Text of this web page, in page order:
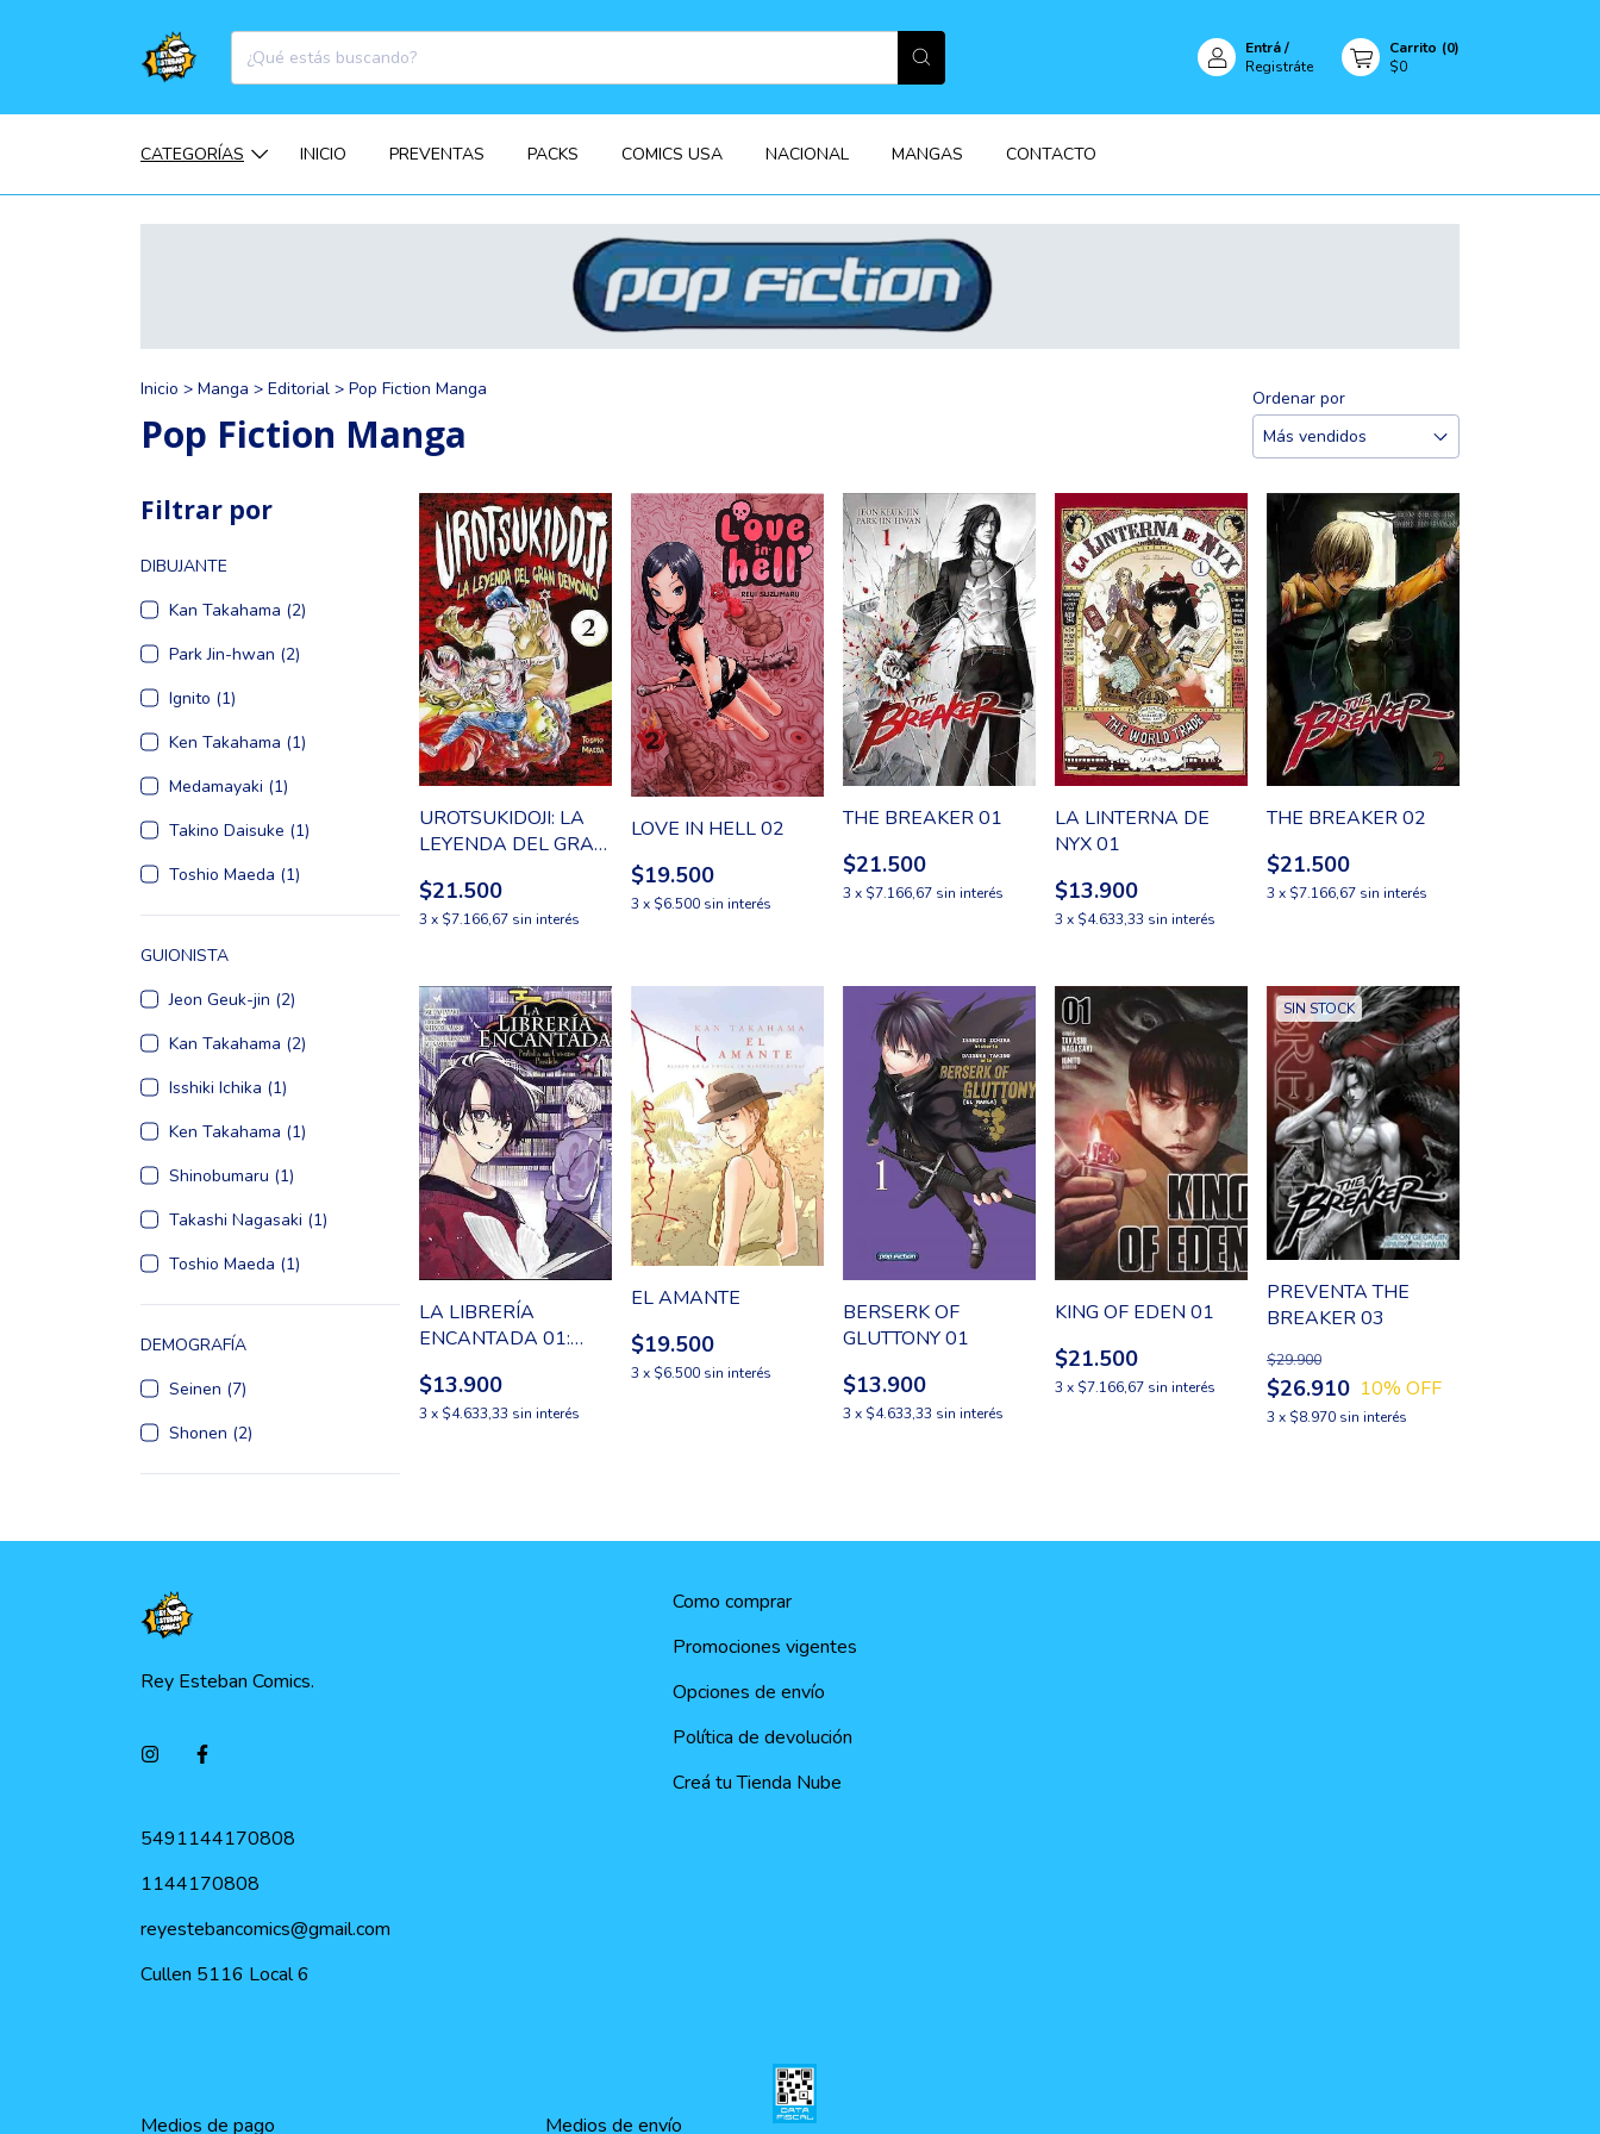
Entrá/
Registráte
Carrito (0)
$0
CATEGORÍAS INICIO PREVENTAS PACKS COMICS USA NACIONAL MANGAS CONTACTO
Inicio > Manga > Editorial > Pop Fiction Manga
Pop Fiction Manga
Ordenar por
Filtrar por
DIBUJANTE
Kan Takahama (2)
Park Jin-hwan (2)
Ignito (1)
Ken Takahama (1)
Medamayaki (1)
Takino Daisuke (1)
Toshio Maeda (1)
GUIONISTA
Jeon Geuk-jin (2)
Kan Takahama (2)
Isshiki Ichika (1)
Ken Takahama (1)
Shinobumaru (1)
Takashi Nagasaki (1)
Toshio Maeda (1)
DEMOGRAFÍA
Seinen (7)
Shonen (2)
UROTSUKIDOJI: LA
LEYENDA DEL GRAN
$21.500
3 x $7.166,67 sin interés
LOVE IN HELL 02
$19.500
3 x $6.500 sin interés
THE BREAKER 01
$21.500
3 x $7.166,67 sin interés
LA LINTERNA DE
NYX 01
$13.900
3 x $4.633,33 sin interés
THE BREAKER 02
$21.500
3 x $7.166,67 sin interés
LA LIBRERÍA
ENCANTADA 01:
UNIVERSO
PARALELO
$13.900
3 x $4.633,33 sin interés
EL AMANTE
$19.500
3 x $6.500 sin interés
BERSERK OF
GLUTTONY 01
$13.900
3 x $4.633,33 sin interés
KING OF EDEN 01
$21.500
3 x $7.166,67 sin interés
SIN STOCK
PREVENTA THE
BREAKER 03
$26.910
$29.900
10% OFF
3 x $8.970 sin interés
Rey Esteban Comics.
5491144170808
1144170808
reyestebancomics@gmail.com
Cullen 5116 Local 6
Como comprar
Promociones vigentes
Opciones de envío
Política de devolución
Creá tu Tienda Nube
Medios de pago Medios de envío